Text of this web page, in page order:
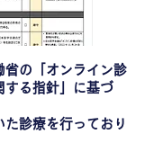
省の「オンライン診
する指針」に基づ
診療を行っており